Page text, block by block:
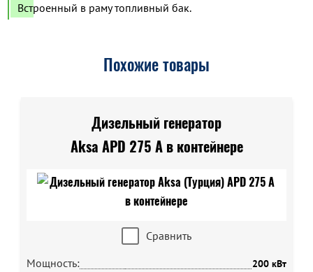
Встроенный в раму топливный бак.
Похожие товары
Дизельный генератор
Aksa APD 275 A в контейнере
Сравнить
Мощность:
200 кВт